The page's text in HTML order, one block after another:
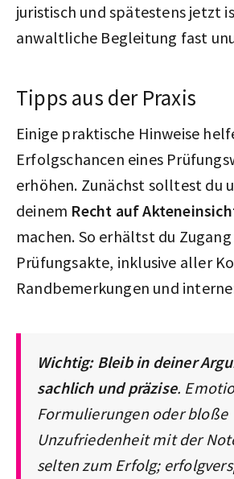
juristisch und spätestens jetzt
anwaltliche Begleitung fast
Tipps aus der Praxis
Einige praktische Hinweise
Erfolgschancen eines
erhöhen. Zunächst solltest du
deinem Recht auf
machen. So erhältst du
Prüfungsakte, inklusive aller
Randbemerkungen und
Wichtig: Bleib in deiner
sachlich und präzise.
Formulierungen oder bloße
Unzufriedenheit mit der
selten zum Erfolg;